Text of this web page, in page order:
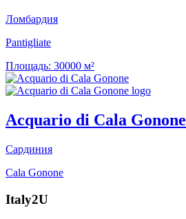
Ломбардия
Pantigliate
Площадь: 30000 м²
Acquario di Cala Gonone
Сардиния
Cala Gonone
Italy2U